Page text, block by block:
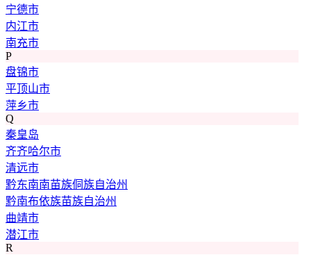
宁德市
内江市
南充市
P
盘锦市
平顶山市
萍乡市
Q
秦皇岛
齐齐哈尔市
清远市
黔东南南苗族侗族自治州
黔南布依族苗族自治州
曲靖市
潜江市
R